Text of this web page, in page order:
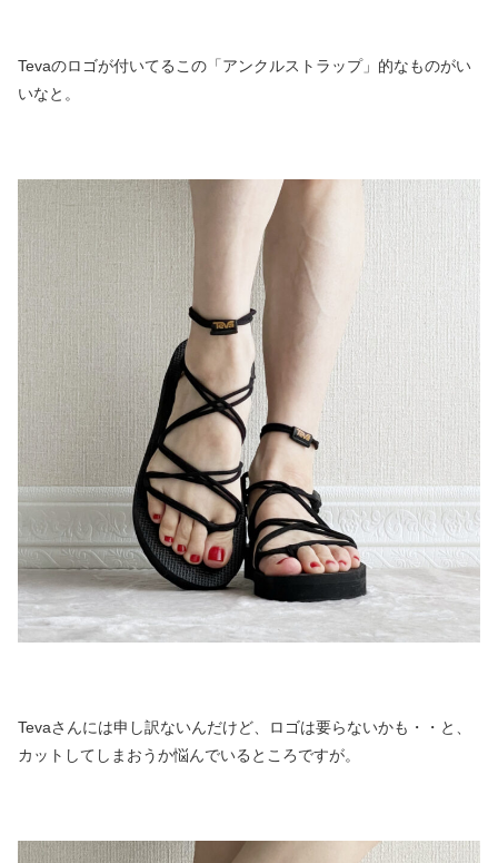
Tevaのロゴが付いてるこの「アンクルストラップ」的なものがい
いなと。
Tevaさんには申し訳ないんだけど、ロゴは要らないかも・・と、
カットしてしまおうか悩んでいるところですが。